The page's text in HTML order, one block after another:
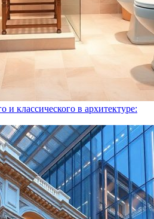
и классического в архитектуре: